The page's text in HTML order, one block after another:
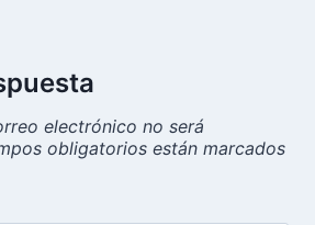
electrónico no será
obligatorios están marcados